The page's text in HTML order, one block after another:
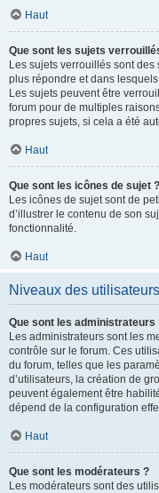
Haut
Que sont les sujets
Les sujets verrouillés sont
plus répondre et dans
Les sujets peuvent être
forum pour de multiples
propres sujets, si cela a été
Haut
Que sont les icônes de sujet ?
Les icônes de sujet sont de
d’illustrer le contenu de son
fonctionnalité.
Haut
Niveaux des
Que sont les administrateurs
Les administrateurs sont les
contrôle sur le forum. Ces
du forum, telles que les
d’utilisateurs, la création de
peuvent également être
dépend de la configuration
Haut
Que sont les modérateurs ?
Les modérateurs sont des